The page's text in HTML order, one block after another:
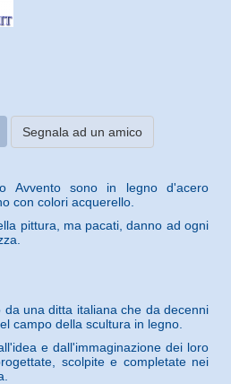
Segnala ad un amico
Avvento sono in legno d'acero
con colori acquerello.
pittura, ma pacati, danno ad ogni
una ditta italiana che da decenni
campo della scultura in legno.
e dall'immaginazione dei loro
scolpite e completate nei